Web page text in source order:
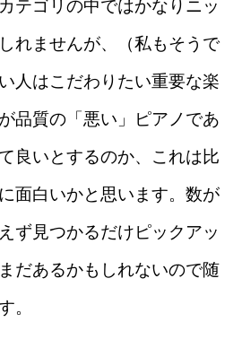
テゴリの中ではかなりニッ
れませんが、（私もそうで
人はこだわりたい重要な楽
品質の「悪い」ピアノであ
良いとするのか、これは比
面白いかと思います。数が
ず見つかるだけピックアッ
だあるかもしれないので随
。